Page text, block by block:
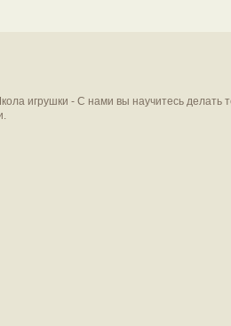
игрушки - С нами вы научитесь делать